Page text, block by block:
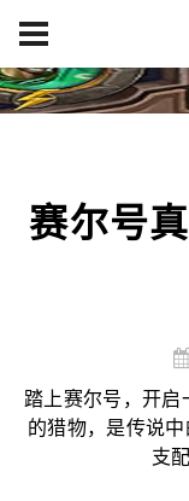
首页
赛尔号
踏上赛尔号，开
的猎物，是传说
支